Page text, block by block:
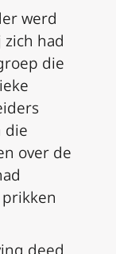
werd
had
die
die
over de